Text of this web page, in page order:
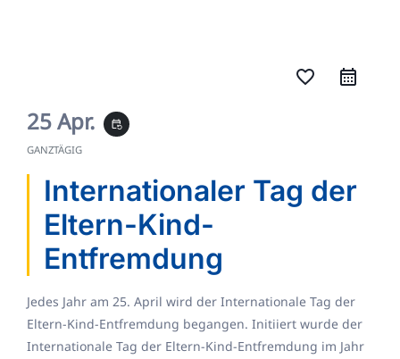
favorite_border
25 Apr. event_repeat
GANZTÄGIG
Internationaler Tag der
Eltern-Kind-
Entfremdung
Jedes Jahr am 25. April wird der Internationale Tag der
Eltern-Kind-Entfremdung begangen. Initiiert wurde der
Internationale Tag der Eltern-Kind-Entfremdung im Jahr